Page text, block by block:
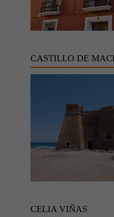
CASTILLO DE
CELIA VIÑAS